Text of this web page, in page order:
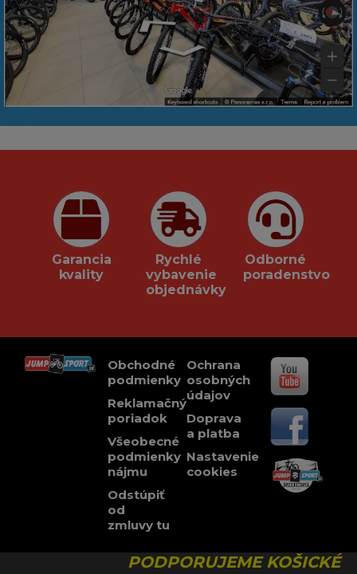
Garancia
kvality
Rychlé
vybavenie
objednávky
Odborné
poradenstvo
Obchodné
podmienky
Reklamačný
poriadok
Všeobecné
podmienky
nájmu
Odstúpiť
od
zmluvy tu
Ochrana
osobných
údajov
Doprava
a platba
Nastavenie
cookies
PODPORUJEME KOŠICKÉ